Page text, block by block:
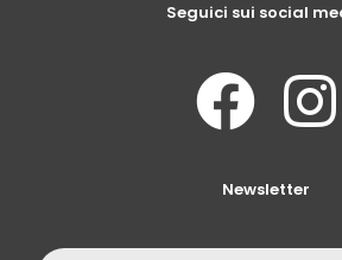
Seguici sui social
Newsletter